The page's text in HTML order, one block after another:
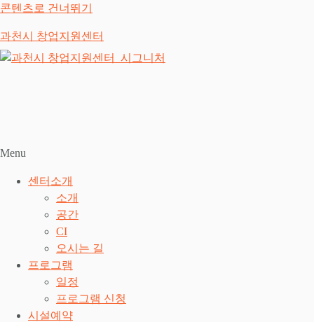
콘텐츠로 건너뛰기
과천시 창업지원센터
Menu
센터소개
소개
공간
CI
오시는 길
프로그램
일정
프로그램 신청
시설예약